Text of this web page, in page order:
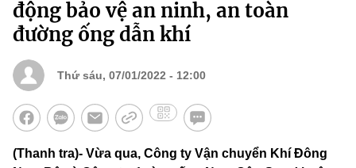
động bảo vệ an ninh, an toàn
đường ống dẫn khí
Thứ sáu, 07/01/2022 - 12:00
(Thanh tra)- Vừa qua, Công ty Vận chuyển Khí Đông